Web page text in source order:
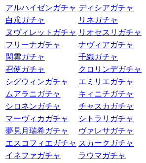
アルハイゼンガチャ ディシアガチャ
白朮ガチャ
リネガチャ
ヌヴィレットガチャ リオセスリガチャ
フリーナガチャ
ナヴィアガチャ
閑雲ガチャ
千織ガチャ
召使ガチャ
クロリンデガチャ
シグウィンガチャ
エミリエガチャ
ムアラニガチャ
キィニチガチャ
シロネンガチャ
チャスカガチャ
マーヴィカガチャ
シトラリガチャ
夢見月瑞希ガチャ
ヴァレサガチャ
エスコフィエガチャ スカークガチャ
イネファガチャ
ラウマガチャ